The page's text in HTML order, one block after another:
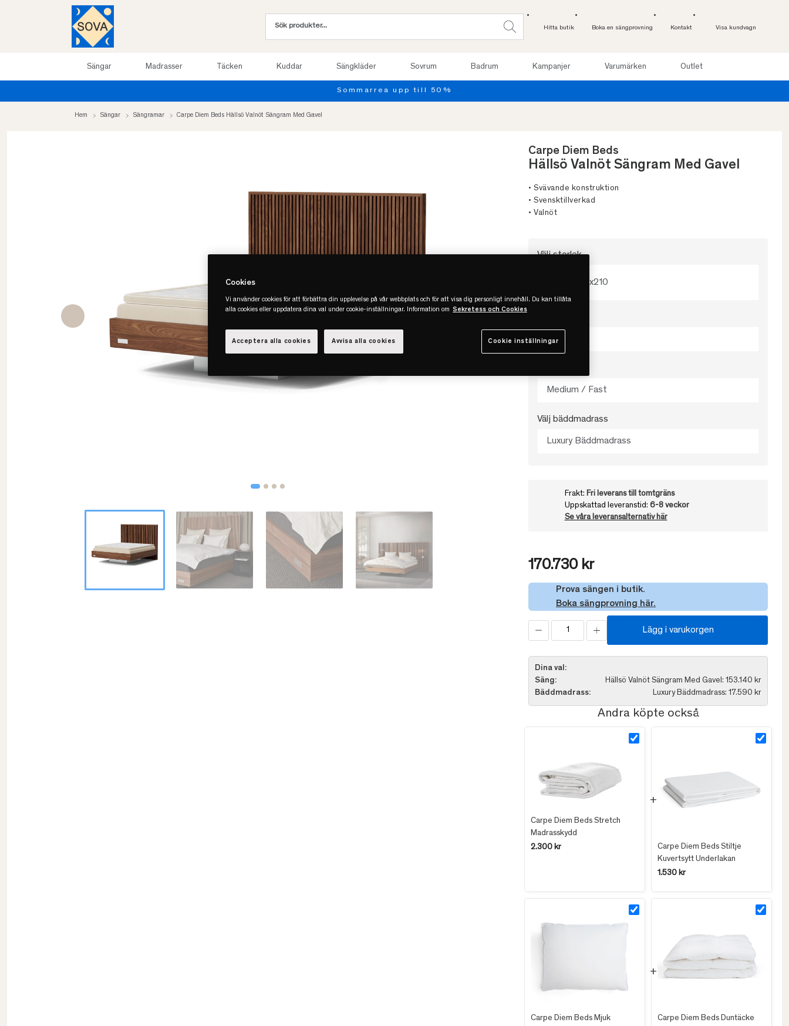
Hitta butik Boka en sängprovning Kontakt Visa kundvagn
Sängar Madrasser Täcken Kuddar Sängkläder Sovrum Badrum Kampanjer Varumärken Outlet
Provsov upp till 100 nätter. Läs mer
Hem Sängar Sängramar Carpe Diem Beds Hällsö Valnöt Sängram Med Gavel
Carpe Diem Beds
Hällsö Valnöt Sängram Med Gavel
• Svävande konstruktion
• Svensktillverkad
• Valnöt
Välj storlek
180x210
Ull / Beige
Medium / Fast
Välj bäddmadrass
Luxury Bäddmadrass
Frakt: Fri leverans till tomtgräns
Uppskattad leveranstid: 6-8 veckor
Se våra leveransalternativ här
170.730 kr
Prova sängen i butik.
Boka sängprovning här.
Lägg i varukorgen
Dina val:
Säng:
Hällsö Valnöt Sängram Med Gavel: 153.140 kr
Bäddmadrass:
Luxury Bäddmadrass: 17.590 kr
Andra köpte också
Carpe Diem Beds Stretch
Madrasskydd
2.300 kr
Carpe Diem Beds Stiltje
Kuvertsytt Underlakan
1.530 kr
Carpe Diem Beds Mjuk
Carpe Diem Beds Duntäcke
Cookies
Vi använder cookies för att förbättra din upplevelse på vår webbplats och för att visa dig personligt innehåll. Du kan tillåta
alla cookies eller uppdatera dina val under cookie-inställningar. Information om Sekretess och Cookies
Cookie inställningar
Avvisa alla cookies
Acceptera alla cookies